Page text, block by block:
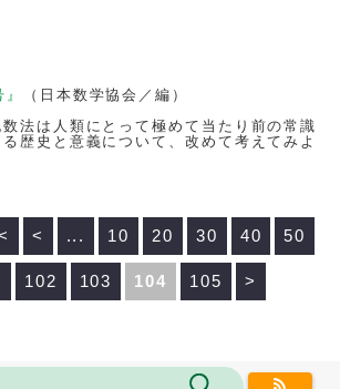
（日本数学協会／編）
法は人類にとって極めて当たり前の常識
歴史と意義について、改めて考えてみよ
< ... 10 20 30 40 50
102 103 104 105 >